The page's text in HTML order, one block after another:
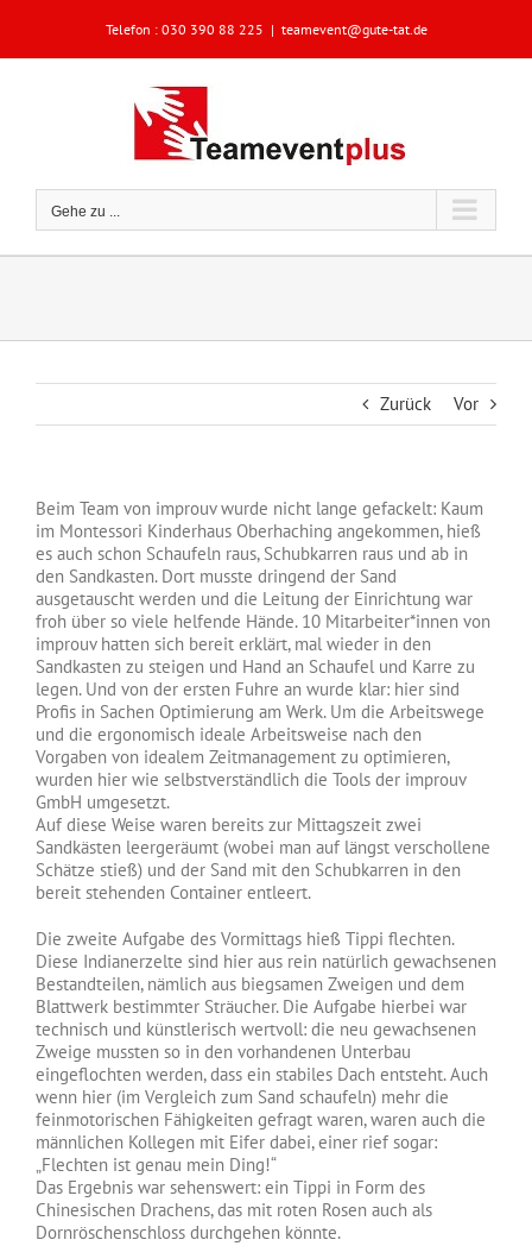
springen
Telefon : 030 390 88 225 | teamevent@gute-tat.de
Gehe zu ...
Zurück Vor
Beim Team von improuv wurde nicht lange gefackelt: Kaum
im Montessori Kinderhaus Oberhaching angekommen, hieß
es auch schon Schaufeln raus, Schubkarren raus und ab in
den Sandkasten. Dort musste dringend der Sand
ausgetauscht werden und die Leitung der Einrichtung war
froh über so viele helfende Hände. 10 Mitarbeiter*innen von
improuv hatten sich bereit erklärt, mal wieder in den
Sandkasten zu steigen und Hand an Schaufel und Karre zu
legen. Und von der ersten Fuhre an wurde klar: hier sind
Profis in Sachen Optimierung am Werk. Um die Arbeitswege
und die ergonomisch ideale Arbeitsweise nach den
Vorgaben von idealem Zeitmanagement zu optimieren,
wurden hier wie selbstverständlich die Tools der improuv
GmbH umgesetzt.
Auf diese Weise waren bereits zur Mittagszeit zwei
Sandkästen leergeräumt (wobei man auf längst verschollene
Schätze stieß) und der Sand mit den Schubkarren in den
bereit stehenden Container entleert.
Die zweite Aufgabe des Vormittags hieß Tippi flechten.
Diese Indianerzelte sind hier aus rein natürlich gewachsenen
Bestandteilen, nämlich aus biegsamen Zweigen und dem
Blattwerk bestimmter Sträucher. Die Aufgabe hierbei war
technisch und künstlerisch wertvoll: die neu gewachsenen
Zweige mussten so in den vorhandenen Unterbau
eingeflochten werden, dass ein stabiles Dach entsteht. Auch
wenn hier (im Vergleich zum Sand schaufeln) mehr die
feinmotorischen Fähigkeiten gefragt waren, waren auch die
männlichen Kollegen mit Eifer dabei, einer rief sogar:
„Flechten ist genau mein Ding!“
Das Ergebnis war sehenswert: ein Tippi in Form des
Chinesischen Drachens, das mit roten Rosen auch als
Dornröschenschloss durchgehen könnte.